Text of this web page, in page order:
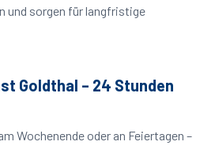
und sorgen für langfristige
Goldthal – 24 Stunden
Wochenende oder an Feiertagen –